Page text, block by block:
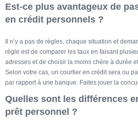
Est-ce plus avantageux de
en crédit personnels ?
Il n’y a pas de règles, chaque situation et
règle est de comparer les taux en faisant
adresses et de choisir la moins chère à durée
Selon votre cas, un courtier en crédit sera ou
par rapport à une banque. Faites jouer la
Quelles sont les différences
prêt personnel ?